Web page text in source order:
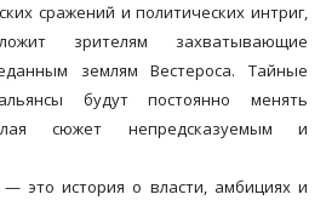
сражений и политических интриг,
зрителям захватывающие
землям Вестероса. Тайные
будут постоянно менять
сюжет непредсказуемым и
это история о власти, амбициях и